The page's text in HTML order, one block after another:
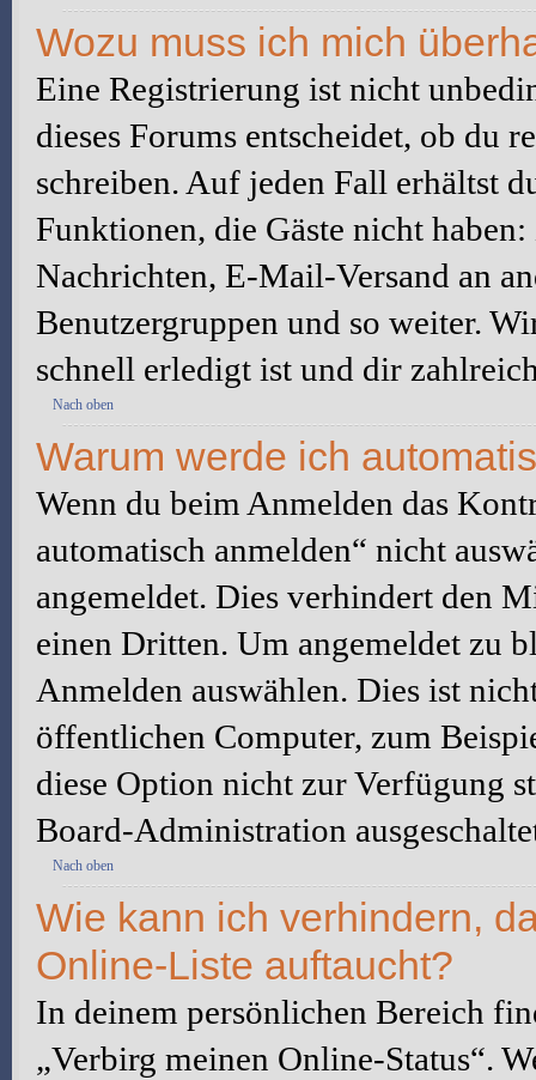
Wozu muss ich mich
Eine Registrierung ist nicht
dieses Forums entscheidet, ob du
schreiben. Auf jeden Fall erhältst
Funktionen, die Gäste nicht
Nachrichten, E-Mail-Versand an
Benutzergruppen und so weiter.
schnell erledigt ist und dir
Nach oben
Warum werde ich
Wenn du beim Anmelden das
automatisch anmelden“ nicht
angemeldet. Dies verhindert den
einen Dritten. Um angemeldet zu
Anmelden auswählen. Dies ist
öffentlichen Computer, zum
diese Option nicht zur Verfügung
Board-Administration
Nach oben
Wie kann ich verhindern,
Online-Liste auftaucht?
In deinem persönlichen Bereich
„Verbirg meinen Online-Status“.